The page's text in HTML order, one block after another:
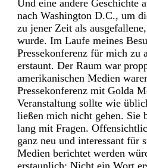
Und eine andere Geschichte
nach Washington D.C., um
zu jener Zeit als
wurde. Im Laufe meines
Pressekonferenz für mich zu
erstaunt. Der Raum war
amerikanischen Medien
Pressekonferenz mit Golda
Veranstaltung sollte wie
ließen mich nicht gehen. Sie
lang mit Fragen.
ganz neu und interessant für
Medien berichtet werden
erstaunlich: Nicht ein Wort